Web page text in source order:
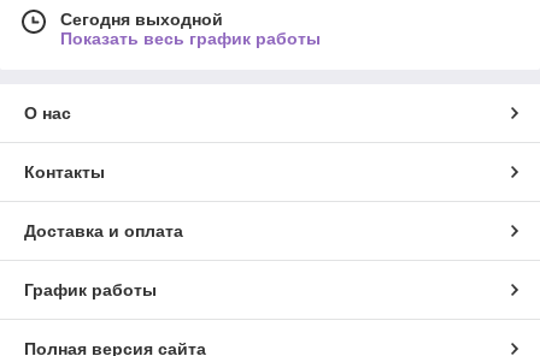
Сегодня выходной
Показать весь график работы
О нас
Контакты
Доставка и оплата
График работы
Полная версия сайта